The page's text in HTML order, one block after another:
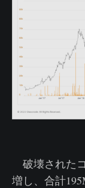
破壊された
増し、合計